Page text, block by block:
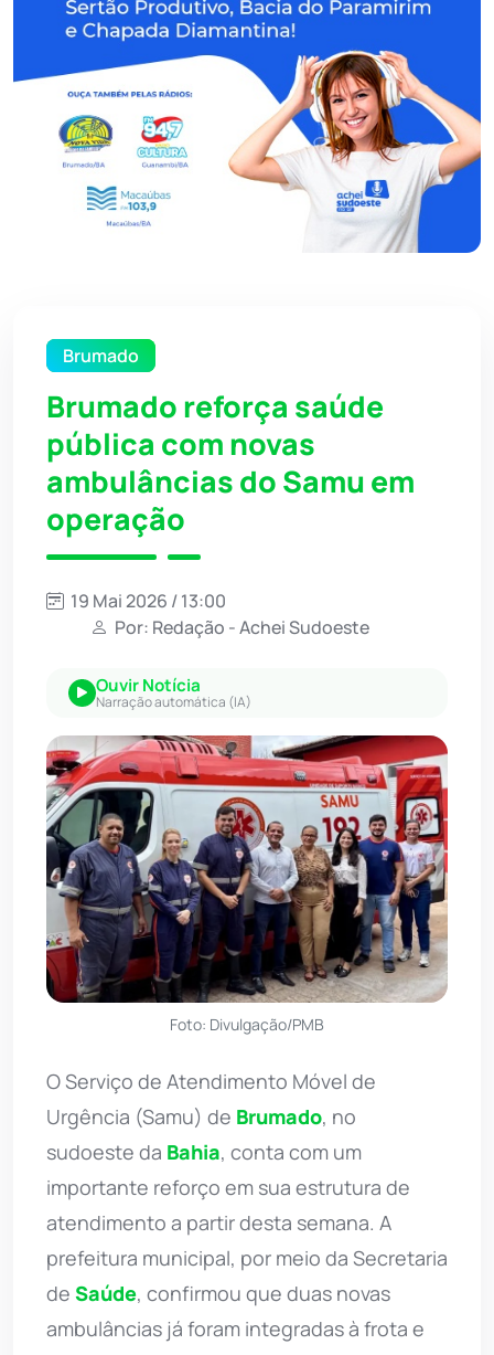
Brumado
Brumado reforça saúde
pública com novas
ambulâncias do Samu em
operação
19 Mai 2026 / 13:00
Por: Redação - Achei Sudoeste
Ouvir Notícia
Narração automática (IA)
Foto: Divulgação/PMB
O Serviço de Atendimento Móvel de
Urgência (Samu) de Brumado, no
sudoeste da Bahia, conta com um
importante reforço em sua estrutura de
atendimento a partir desta semana. A
prefeitura municipal, por meio da Secretaria
de Saúde, confirmou que duas novas
ambulâncias já foram integradas à frota e